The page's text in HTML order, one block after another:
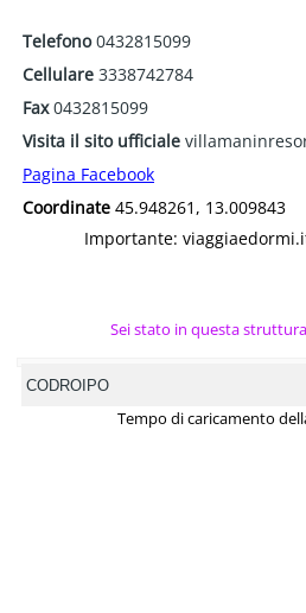
Telefono0432815099
Cellulare 3338742784
Fax0432815099
Visita il sito ufficiale
Pagina Facebook
Coordinate 45.948261, 13.009843
Importante:
Sei stato in questa
Tempo di caricamento